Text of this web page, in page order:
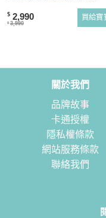
$ 2,990
$ 3,990
買給寶
關於我們
品牌故事
卡通授權
隱私權條款
網站服務條款
聯絡我們